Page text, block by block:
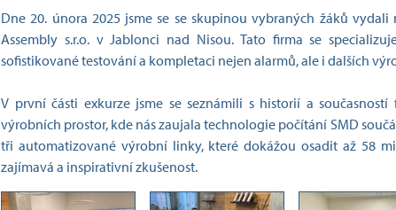
Dne 20. února 2025 jsme se se skupinou vybraných žáků vydali
Assembly s.r.o. v Jablonci nad Nisou. Tato firma se
sofistikované testování a kompletaci nejen alarmů, ale i dalších
V první části exkurze jsme se seznámili s historií a
výrobních prostor, kde nás zaujala technologie počítání SMD
tři automatizované výrobní linky, které dokážou osadit až 58
zajímavá a inspirativní zkušenost.